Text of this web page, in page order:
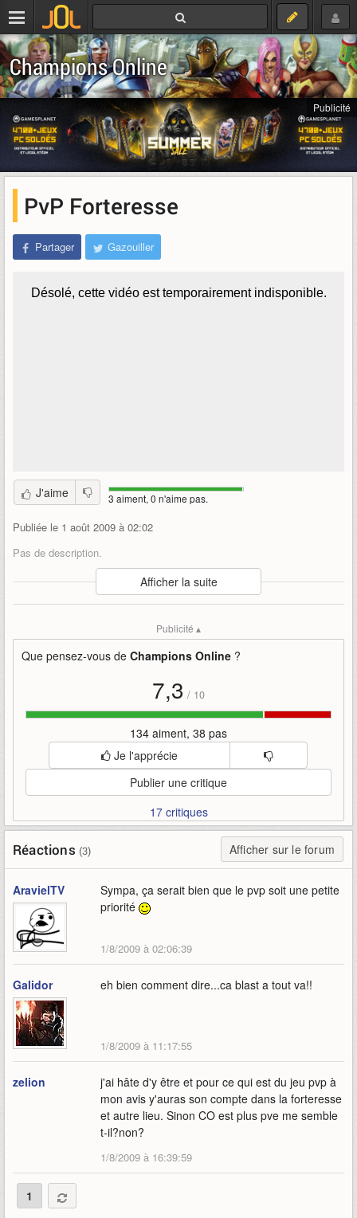
Champions Online
Publicité
PvP Forteresse
Partager Gazouiller
J'aime 3 aiment, 0 n'aime pas.
Publiée le 1 août 2009 à 02:02
Pas de description.
Auteur
Cryptic / Atari
: Zekkangel
Afficher la suite
Publicité ▴
Que pensez-vous de Champions Online ?
7,3 / 10
134 aiment, 38 pas
Je l'apprécie
Publier une critique
17 critiques
Réactions (3) Afficher sur le forum
AravielTV
Sympa, ça serait bien que le pvp soit une petite
priorité
1/8/2009 à 02:06:39
Galidor eh bien comment dire...ca blast a tout va!!
1/8/2009 à 11:17:55
zelion
j'ai hâte d'y être et pour ce qui est du jeu pvp à
mon avis y'auras son compte dans la forteresse
et autre lieu. Sinon CO est plus pve me semble
t-il?non?
1/8/2009 à 16:39:59
1